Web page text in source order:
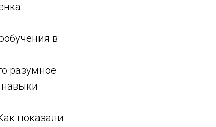
в
разумное
показали